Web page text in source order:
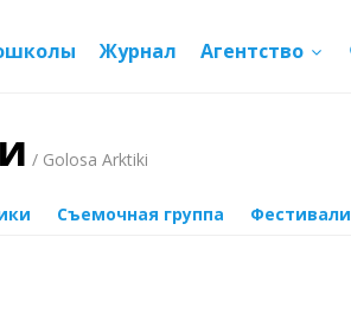
Журнал Агентство
/ Golosa Arktiki
Съемочная группа Фестивали